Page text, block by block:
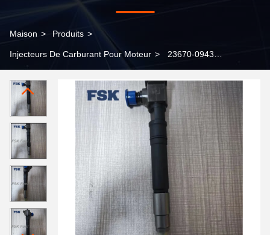
Maison > Produits >
Injecteurs De Carburant Pour Moteur > 23670-09430
Hilux Revo 2.4L 2GD